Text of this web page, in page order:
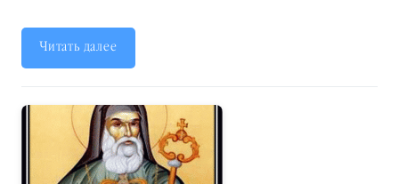
Читать далее